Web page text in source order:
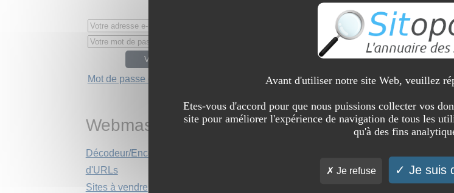
Mot de passe oublié ?
Webmasters
Décodeur/Encodeur
d'URLs
Sites à vendre
Avant d'utiliser notre site Web, veuillez
Etes-vous d'accord pour que nous puissions collecter vos
site pour améliorer l'expérience de navigation de tous les
qu'à des fins
Je refuse Je suis